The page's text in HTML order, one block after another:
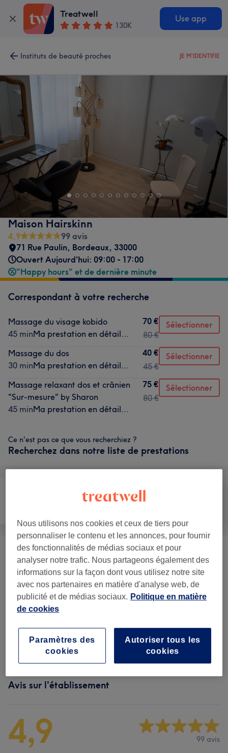
Treatwell
130K
Use app
Instituts de beauté proches JE M'IDENTIFIE
Maison Hairskinn
4,9
99 avis
71 Rue Paulin, Bordeaux, 33000
Ouvert Aujourd'hui: 09:00 - 17:00
"Happy hours" et de dernière minute
Correspondant à votre recherche
Massage du visage kobido
45 minMa prestation en détail...
70 €
80 €
Sélectionner
Massage du dos
30 minMa prestation en détail...
40 €
45 €
Sélectionner
Massage relaxant dos et crânien
"Sur-mesure" by Sharon
45 minMa prestation en détail...
75 €
80 €
Sélectionner
Ce n'est pas ce que vous recherchiez ?
Recherchez dans notre liste de prestations
SOIN DES CHEVEUX ET DU CUIR
CHEVELU (1)
à partir de 30 €
MASSAGE KOBIDO (1) 70 €
PRESTATIONS DIVERSES à partir de 8 €
Avis sur l'établissement
4,9 99 avis
Nous utilisons nos cookies et ceux de tiers pour
personnaliser le contenu et les annonces, pour fournir
des fonctionnalités de médias sociaux et pour
analyser notre trafic. Nous partageons également des
informations sur la façon dont vous utilisez notre site
avec nos partenaires en matière d'analyse web, de
publicité et de médias sociaux. Politique en matière
de cookies
Autoriser tous les
cookies
Paramètres des
cookies